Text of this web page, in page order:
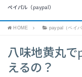
ペイパル（paypal）
HOME paypal（ペイパ
八味地黄丸
えるの？